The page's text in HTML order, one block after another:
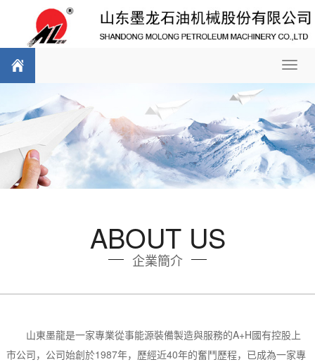
ABOUT US
企業簡介
山東墨龍是一家專業從事能源裝備製造與服務的A+H國有控股上
市公司，公司始創於1987年，歷經近40年的奮鬥歷程，已成為一家專